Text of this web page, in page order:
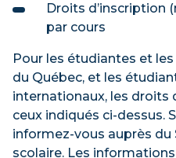
Droits d’inscription
par cours
Pour les étudiantes et
du Québec, et les
internationaux, les droits
ceux indiqués ci-dessus.
informez-vous auprès du
scolaire. Les